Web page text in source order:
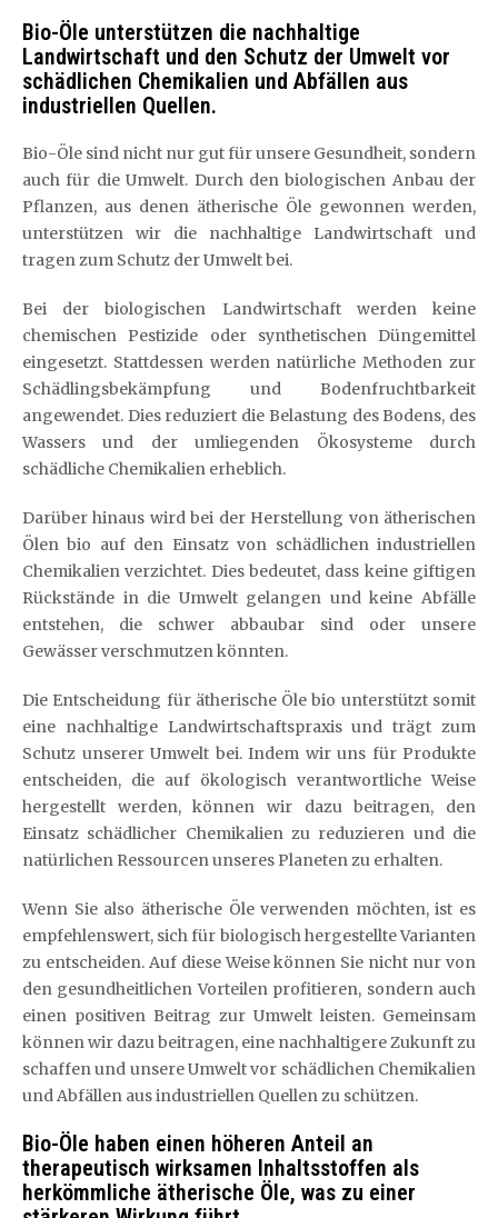
Bio-Öle unterstützen die nachhaltige
Landwirtschaft und den Schutz der Umwelt vor
schädlichen Chemikalien und Abfällen aus
industriellen Quellen.
Bio-Öle sind nicht nur gut für unsere Gesundheit, sondern
auch für die Umwelt. Durch den biologischen Anbau der
Pflanzen, aus denen ätherische Öle gewonnen werden,
unterstützen wir die nachhaltige Landwirtschaft und
tragen zum Schutz der Umwelt bei.
Bei der biologischen Landwirtschaft werden keine
chemischen Pestizide oder synthetischen Düngemittel
eingesetzt. Stattdessen werden natürliche Methoden zur
Schädlingsbekämpfung und Bodenfruchtbarkeit
angewendet. Dies reduziert die Belastung des Bodens, des
Wassers und der umliegenden Ökosysteme durch
schädliche Chemikalien erheblich.
Darüber hinaus wird bei der Herstellung von ätherischen
Ölen bio auf den Einsatz von schädlichen industriellen
Chemikalien verzichtet. Dies bedeutet, dass keine giftigen
Rückstände in die Umwelt gelangen und keine Abfälle
entstehen, die schwer abbaubar sind oder unsere
Gewässer verschmutzen könnten.
Die Entscheidung für ätherische Öle bio unterstützt somit
eine nachhaltige Landwirtschaftspraxis und trägt zum
Schutz unserer Umwelt bei. Indem wir uns für Produkte
entscheiden, die auf ökologisch verantwortliche Weise
hergestellt werden, können wir dazu beitragen, den
Einsatz schädlicher Chemikalien zu reduzieren und die
natürlichen Ressourcen unseres Planeten zu erhalten.
Wenn Sie also ätherische Öle verwenden möchten, ist es
empfehlenswert, sich für biologisch hergestellte Varianten
zu entscheiden. Auf diese Weise können Sie nicht nur von
den gesundheitlichen Vorteilen profitieren, sondern auch
einen positiven Beitrag zur Umwelt leisten. Gemeinsam
können wir dazu beitragen, eine nachhaltigere Zukunft zu
schaffen und unsere Umwelt vor schädlichen Chemikalien
und Abfällen aus industriellen Quellen zu schützen.
Bio-Öle haben einen höheren Anteil an
therapeutisch wirksamen Inhaltsstoffen als
herkömmliche ätherische Öle, was zu einer